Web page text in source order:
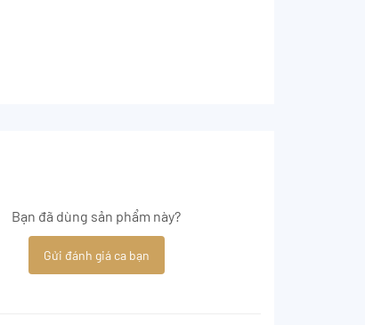
Bạn đã dùng sản phẩm này?
Gửi đánh giá ca bạn